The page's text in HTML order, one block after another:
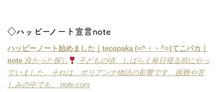
◇ハッピーノート宣言note
ハッピーノート始めました｜tecopaka (=^・・^=)てこパカ｜
note 良かった探し
子どもの頃、しばらく毎日寝る前にやっ
ていました。それは、ポリアンナ物語の影響です。困難や苦
しみの中でも、 note.com